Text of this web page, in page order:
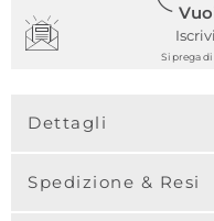
Si prega
Dettagli
Spedizione & Resi